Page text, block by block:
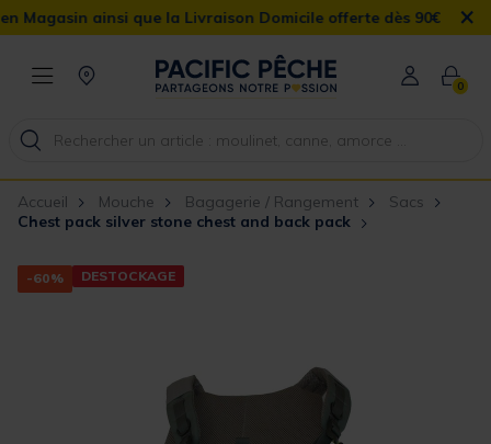
ainsi que la Livraison Domicile offerte dès 90€ ×
0
Accueil Mouche Bagagerie / Rangement
Sacs
Chest pack silver stone chest and back pack
-60% DESTOCKAGE